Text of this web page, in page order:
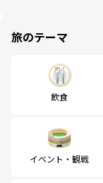
旅のテーマ
飲食
イベント・観戦